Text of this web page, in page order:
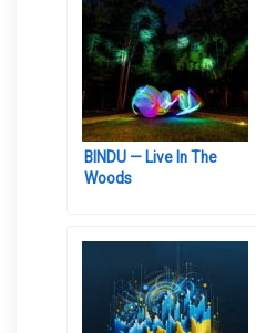
BINDU — Live In The
Woods